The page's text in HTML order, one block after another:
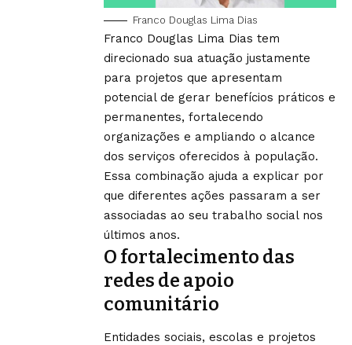
Franco Douglas Lima Dias
Franco Douglas Lima Dias tem
direcionado sua atuação justamente
para projetos que apresentam
potencial de gerar benefícios práticos e
permanentes, fortalecendo
organizações e ampliando o alcance
dos serviços oferecidos à população.
Essa combinação ajuda a explicar por
que diferentes ações passaram a ser
associadas ao seu trabalho social nos
últimos anos.
O fortalecimento das
redes de apoio
comunitário
Entidades sociais, escolas e projetos